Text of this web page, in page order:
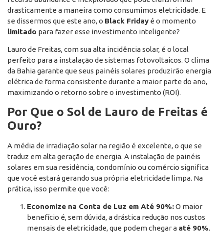
drasticamente a maneira como consumimos eletricidade. E
se dissermos que este ano, o Black Friday é o momento
limitado para fazer esse investimento inteligente?
Lauro de Freitas, com sua alta incidência solar, é o local
perfeito para a instalação de sistemas fotovoltaicos. O clima
da Bahia garante que seus painéis solares produzirão energia
elétrica de forma consistente durante a maior parte do ano,
maximizando o retorno sobre o investimento (ROI).
Por Que o Sol de Lauro de Freitas é
Ouro?
A média de irradiação solar na região é excelente, o que se
traduz em alta geração de energia. A instalação de painéis
solares em sua residência, condomínio ou comércio significa
que você estará gerando sua própria eletricidade limpa. Na
prática, isso permite que você:
Economize na Conta de Luz em Até 90%:O maior
benefício é, sem dúvida, a drástica redução nos custos
mensais de eletricidade, que podem chegar a até 90%.